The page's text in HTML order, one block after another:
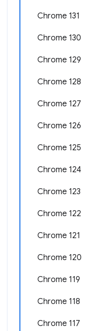
Chrome 131
Chrome 130
Chrome 129
Chrome 128
Chrome 127
Chrome 126
Chrome 125
Chrome 124
Chrome 123
Chrome 122
Chrome 121
Chrome 120
Chrome 119
Chrome 118
Chrome 117